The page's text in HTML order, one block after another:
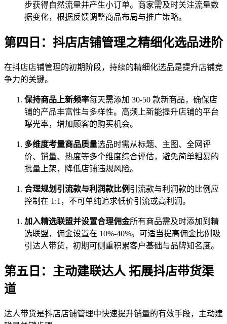
步获得自然流量并产生小订单。商家需及时关注流量数
据变化，根据反馈调整商品布局与推广策略。
第四日：抖店店铺管理之精细化选品进阶
在抖店店铺管理的初期阶段，持续的精细化选品是提升店铺竞
争力的关键。
保持商品上新频率每天需添加 30-50 款新商品，确保店
铺的产品丰富性与多样性。高频上新能提升店铺的平台
曝光率，增加顾客的购买机会。
多维度考量商品质量选品时需从标题、主图、全网评
价、销量、热度等多个维度综合评估，避免简单粗暴的
批量上架，降低店铺违规风险。
合理规划引流款与利润款比例 引流款与利润款的比例应
控制在 1:1，不可单纯追求低价引流或高利润。
加入精选联盟并设置合理佣金所有商品需及时添加到精
选联盟，佣金设置在 10%-40%。可适当提高佣金比例吸
引达人带货，初期可侧重积累客户基础与品牌知名度。
第五日：主动建联达人 拓展抖店带货渠
道
达人带货是抖店店铺管理中快速提升销量的有效手段，主动建